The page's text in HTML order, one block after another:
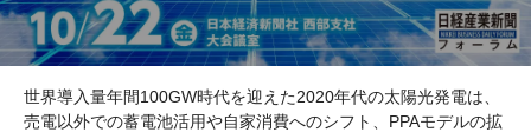
世界導入量年間100GW時代を迎えた2020年代の太陽光発電は、
売電以外での蓄電池活用や自家消費へのシフト、PPAモデルの拡